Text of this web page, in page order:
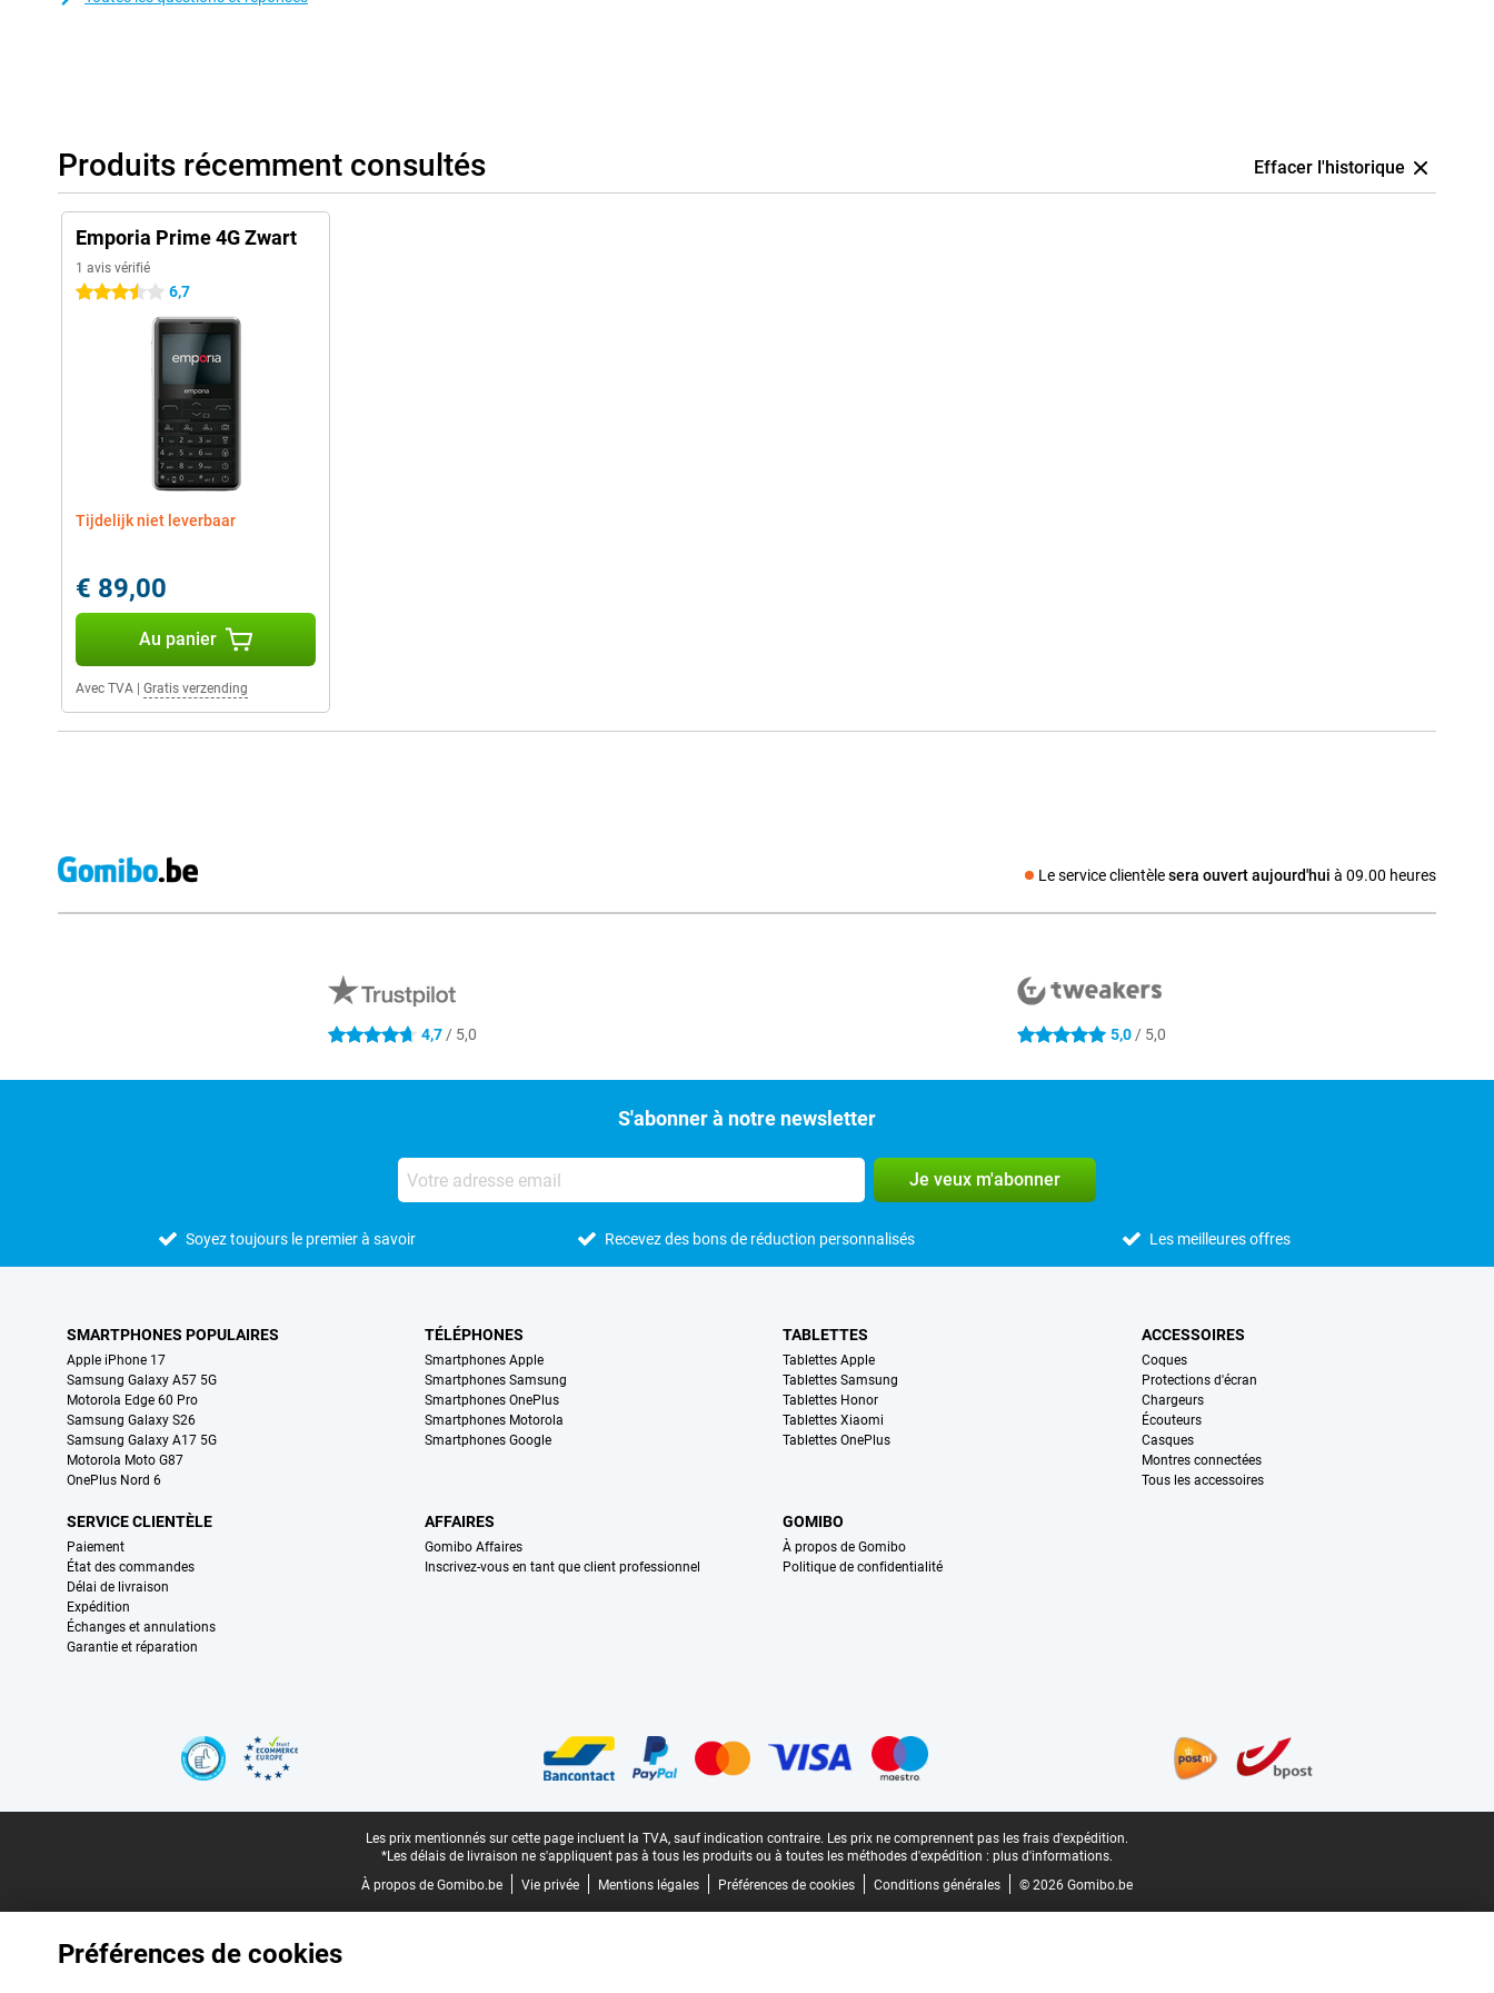
Produits récemment consultés Effacer l'historique
Emporia Prime 4G Zwart
1 avis vérifié
3.5 étoiles 6,7
Tijdelijk niet leverbaar
€ 89,00
Au panier
Avec TVA Gratis verzending
Le service clientèlesera ouvert aujourd'hui à 09.00 heures
Média social
4.7 étoiles 4,7 / 5,0 5 étoiles 5,0 / 5,0
S'abonner à notre newsletter
Je veux m'abonner
Soyez toujours le premier à savoir Recevez des bons de réduction personnalisés Les meilleures offres
SMARTPHONES POPULAIRES
Apple iPhone 17
Samsung Galaxy A57 5G
Motorola Edge 60 Pro
Samsung Galaxy S26
Samsung Galaxy A17 5G
Motorola Moto G87
OnePlus Nord 6
TÉLÉPHONES
Smartphones Apple
Smartphones Samsung
Smartphones OnePlus
Smartphones Motorola
Smartphones Google
TABLETTES
Tablettes Apple
Tablettes Samsung
Tablettes Honor
Tablettes Xiaomi
Tablettes OnePlus
ACCESSOIRES
Coques
Protections d'écran
Chargeurs
Écouteurs
Casques
Montres connectées
Tous les accessoires
SERVICE CLIENTÈLE
Paiement
État des commandes
Délai de livraison
Expédition
Échanges et annulations
Garantie et réparation
AFFAIRES
Gomibo Affaires
Inscrivez-vous en tant que client professionnel
GOMIBO
À propos de Gomibo
Politique de confidentialité
Les prix mentionnés sur cette page incluent la TVA, sauf indication contraire. Les prix ne comprennent pas les frais d'expédition.
*Les délais de livraison ne s'appliquent pas à tous les produits ou à toutes les méthodes d'expédition : plus d'informations.
À propos de Gomibo.be
Vie privée Mentions légales Préférences de cookies Conditions générales © 2026 Gomibo.be
Préférences de cookies